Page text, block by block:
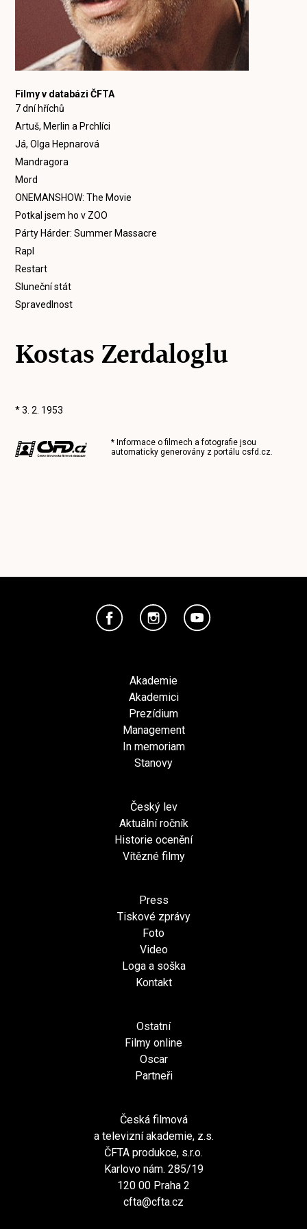
Filmy v databázi ČFTA
7 dní hříchů
Artuš, Merlin a Prchlíci
Já, Olga Hepnarová
Mandragora
Mord
ONEMANSHOW: The Movie
Potkal jsem ho v ZOO
Párty Hárder: Summer Massacre
Rapl
Restart
Sluneční stát
Spravedlnost
Kostas Zerdaloglu
* 3. 2. 1953
* Informace o filmech a fotografie jsou
automaticky generovány z portálucsfd.cz.
Akademie
Akademici
Prezídium
Management
In memoriam
Stanovy
Český lev
Aktuální ročník
Historie ocenění
Vítězné filmy
Press
Tiskové zprávy
Foto
Video
Loga a soška
Kontakt
Ostatní
Filmy online
Oscar
Partneři
Česká filmová
a televizní akademie, z.s.
ČFTA produkce, s.r.o.
Karlovo nám. 285/19
120 00 Praha 2
cfta@cfta.cz